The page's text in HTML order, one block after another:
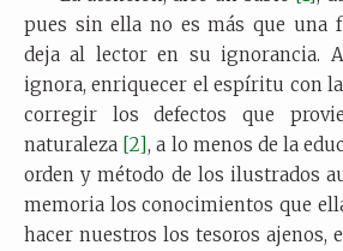
pues sin ella no es más que una
deja al lector en su ignorancia.
ignora, enriquecer el espíritu con
corregir los defectos que
naturaleza [2], a lo menos de la
orden y método de los ilustrados
memoria los conocimientos que
hacer nuestros los tesoros ajenos,